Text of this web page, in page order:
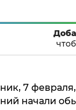
7
начали